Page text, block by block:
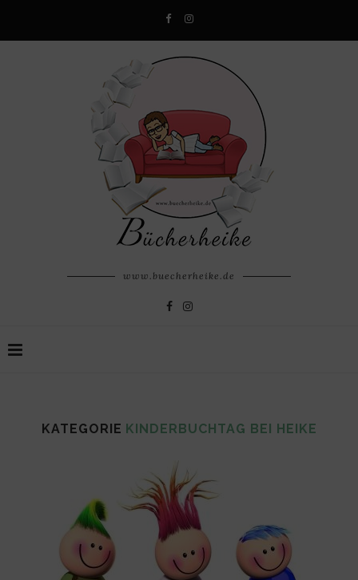
www.buecherheike.de
KATEGORIE KINDERBUCHTAG BEI HEIKE